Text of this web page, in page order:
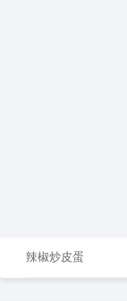
辣椒炒皮蛋